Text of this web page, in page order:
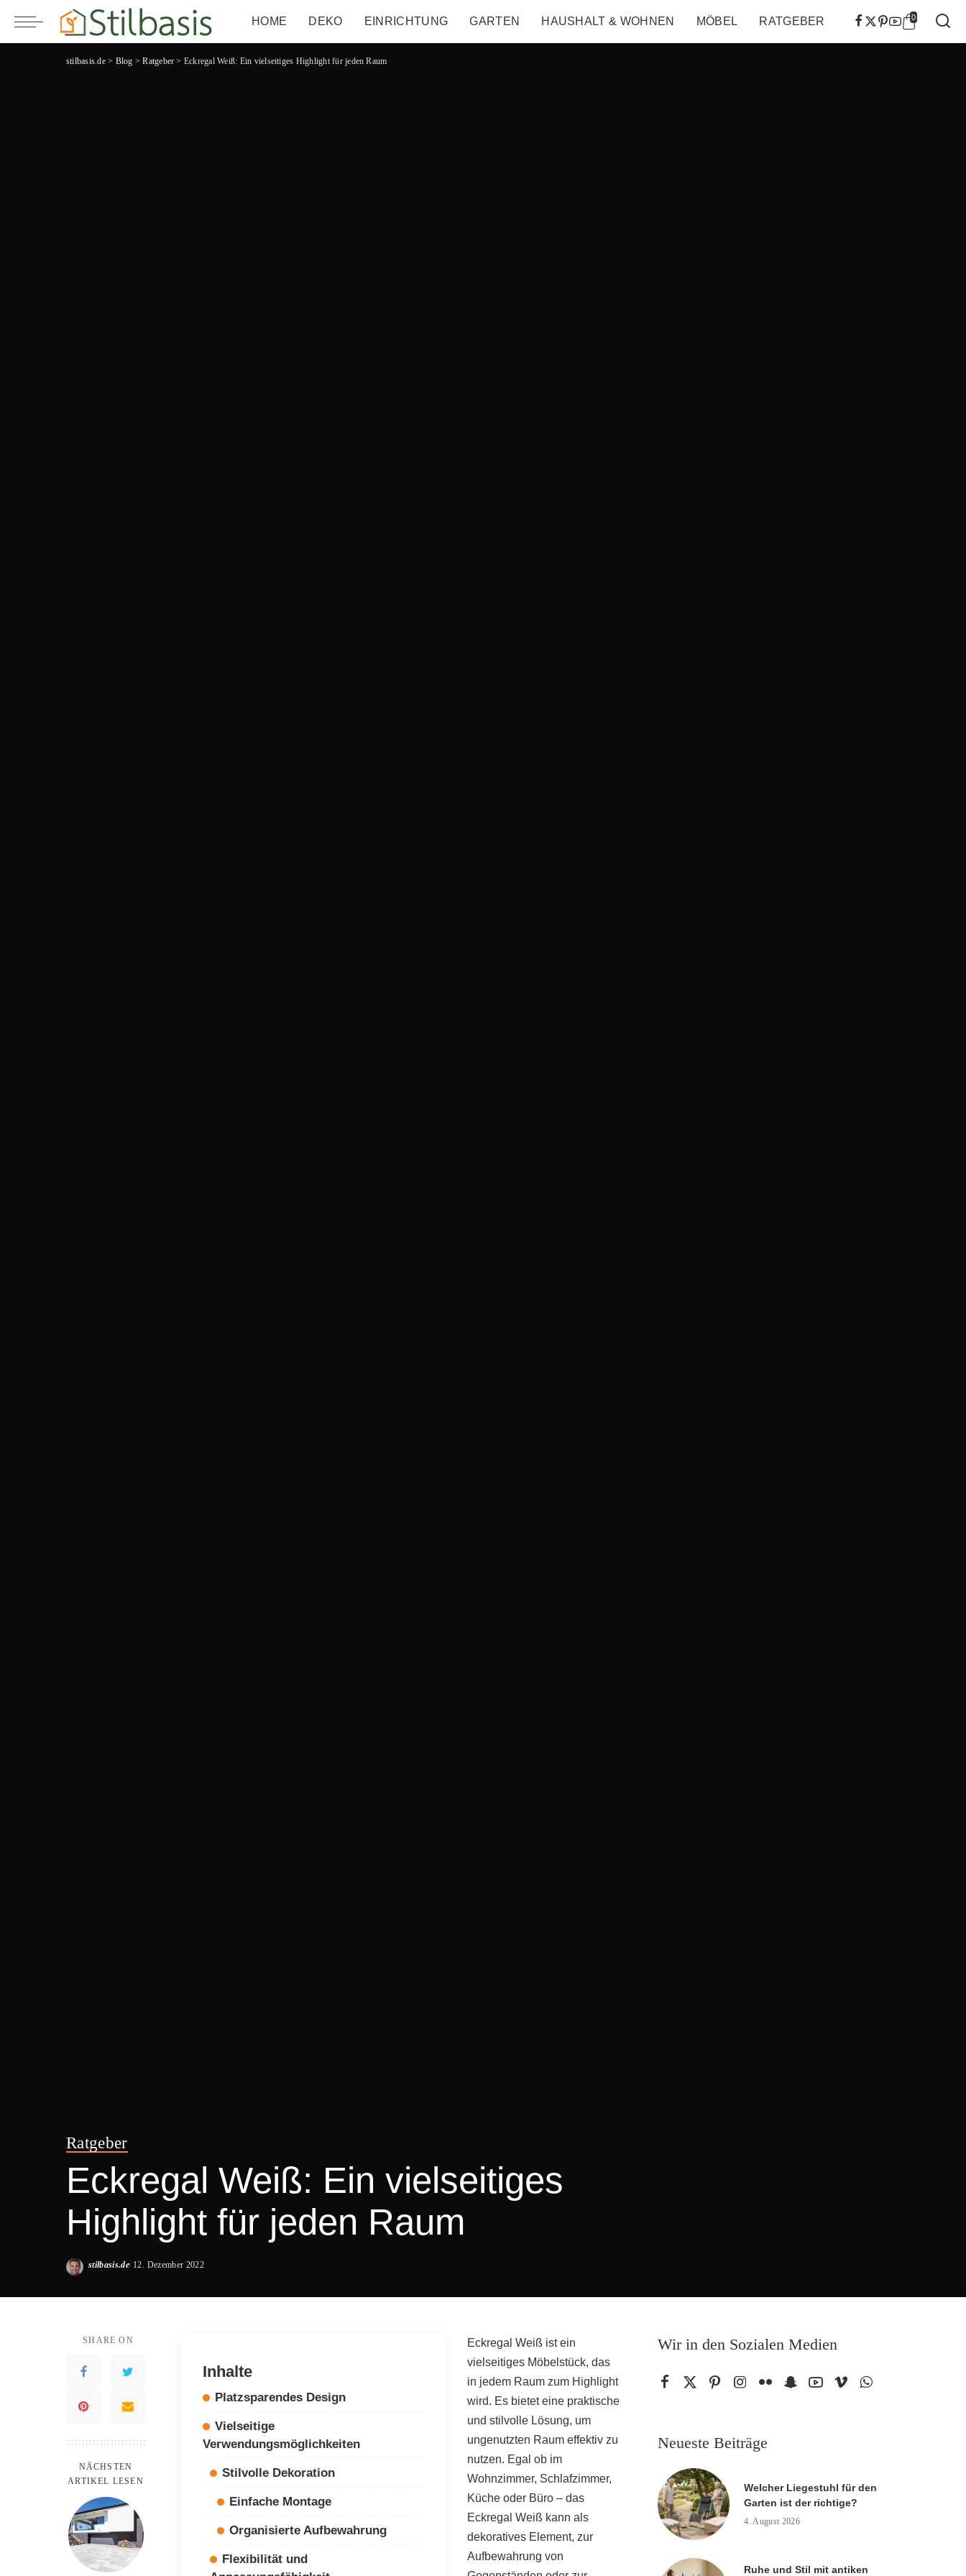
HOME DEKO EINRICHTUNG GARTEN HAUSHALT & WOHNEN MÖBEL RATGEBER 0
stilbasis.de> Blog >Ratgeber > Eckregal Weiß: Ein vielseitiges Highlight für jeden Raum
Ratgeber
Eckregal Weiß: Ein vielseitiges
Highlight für jeden Raum
Posted
stilbasis.de 12. Dezember 2022
SHARE ON
NÄCHSTEN
ARTIKEL LESEN
Inhalte
Platzsparendes Design
Vielseitige
Verwendungsmöglichkeiten
Stilvolle Dekoration
Einfache Montage
Organisierte Aufbewahrung
Flexibilität und
Eckregal Weiß ist ein
vielseitiges Möbelstück, das
in jedem Raum zum Highlight
wird. Es bietet eine praktische
und stilvolle Lösung, um
ungenutzten Raum effektiv zu
nutzen. Egal ob im
Wohnzimmer, Schlafzimmer,
Küche oder Büro – das
Eckregal Weiß kann als
dekoratives Element, zur
Aufbewahrung von
Wir in den Sozialen Medien
Neueste Beiträge
Welcher Liegestuhl für den
Garten ist der richtige?
4. August 2026
Ruhe und Stil mit antiken